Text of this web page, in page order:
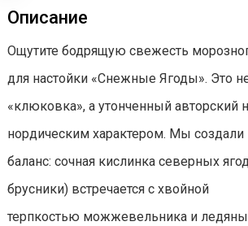
Описание
Ощутите бодрящую свежесть
для настойки «Снежные Ягоды». Это
«клюковка», а утонченный авторский
нордическим характером. Мы
баланс: сочная кислинка северных
брусники) встречается с хвойной
терпкостью можжевельника и